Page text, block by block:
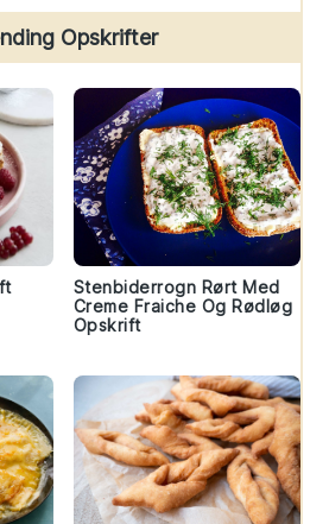
Opskrifter
Stenbiderrogn Rørt Med
Creme Fraiche Og Rødløg
Opskrift